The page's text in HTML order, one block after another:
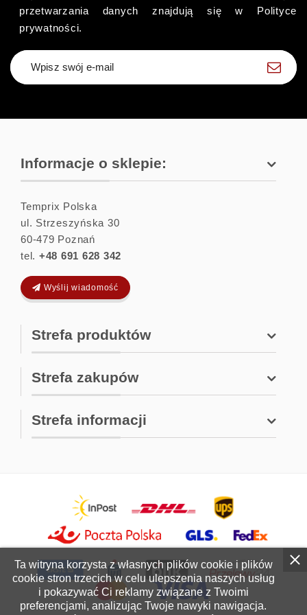
Ta witryna korzysta z własnych plików cookie i plików
cookie stron trzecich w celu ulepszenia naszych usług
i pokazywać Ci reklamy związane z Twoimi
preferencjami, analizując Twoje nawyki nawigacja.
przetwarzania danych znajdują się w Polityce
prywatności.
Informacje o sklepie:
Temprix Polska
ul. Strzeszyńska 30
60-479 Poznań
tel. +48 691 628 342
Wyślij wiadomość
Strefa produktów
Strefa zakupów
Strefa informacji